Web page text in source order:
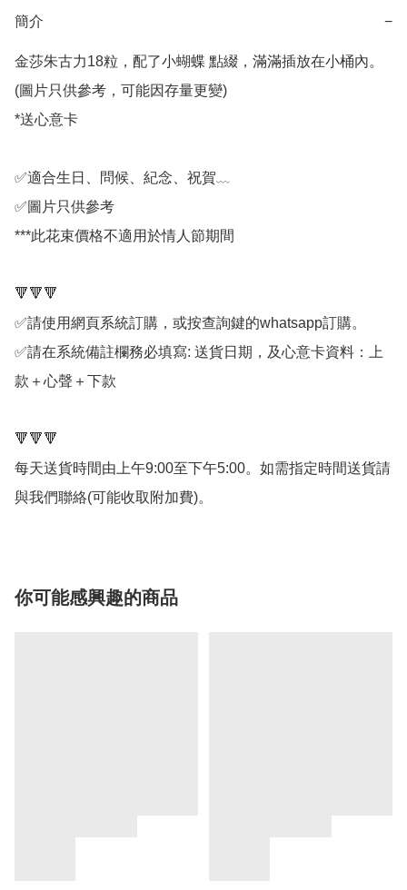
簡介 −
金莎朱古力18粒，配了小蝴蝶 點綴，滿滿插放在小桶內。
​(圖片只供參考，可能因存量更變)
*送心意卡
✅適合生日、問候、紀念、祝賀﹏
✅圖片只供參考
***此花束價格不適用於情人節期間
🔻🔻🔻
✅請使用網頁系統訂購，或按查詢鍵的whatsapp訂購。
✅請在系統備註欄務必填寫: 送貨日期，及心意卡資料：上
款＋心聲＋下款
🔻🔻🔻
每天送貨時間由上午9:00至下午5:00。如需指定時間送貨請
與我們聯絡(可能收取附加費)。
你可能感興趣的商品